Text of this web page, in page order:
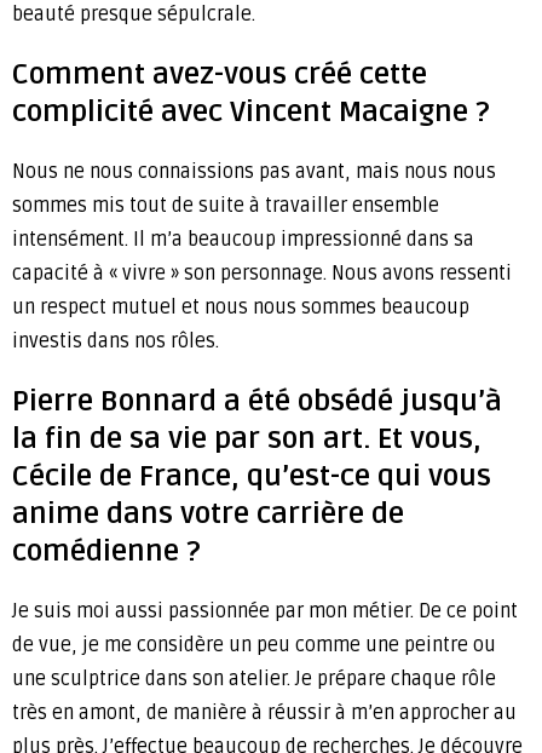
beauté presque sépulcrale.
Comment avez-vous créé cette
complicité avec Vincent Macaigne ?
Nous ne nous connaissions pas avant, mais nous nous
sommes mis tout de suite à travailler ensemble
intensément. Il m’a beaucoup impressionné dans sa
capacité à « vivre » son personnage. Nous avons ressenti
un respect mutuel et nous nous sommes beaucoup
investis dans nos rôles.
Pierre Bonnard a été obsédé jusqu’à
la fin de sa vie par son art. Et vous,
Cécile de France, qu’est-ce qui vous
anime dans votre carrière de
comédienne ?
Je suis moi aussi passionnée par mon métier. De ce point
de vue, je me considère un peu comme une peintre ou
une sculptrice dans son atelier. Je prépare chaque rôle
très en amont, de manière à réussir à m’en approcher au
plus près. J’effectue beaucoup de recherches. Je découvre